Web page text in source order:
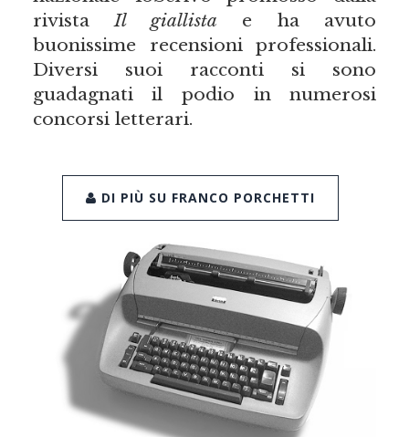
rivistaIl giallista e ha avuto
buonissime recensioni professionali.
Diversi suoi racconti si sono
guadagnati il podio in numerosi
concorsi letterari.
DI PIÙ SU FRANCO PORCHETTI